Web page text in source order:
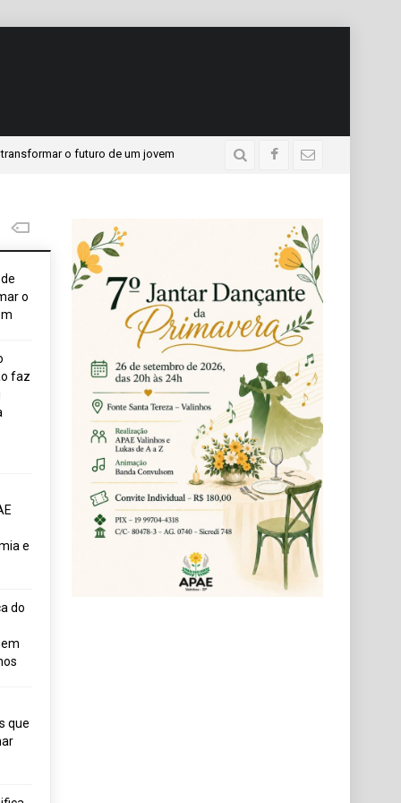
o futuro de um jovem 3 dias atrás APAE presente no Programa
o
faz
e
do
que